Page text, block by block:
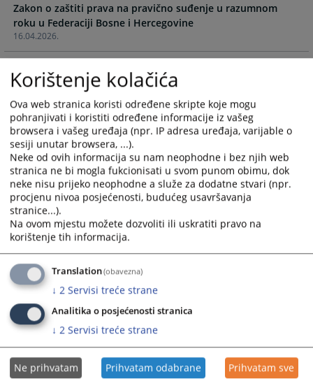
forward
to
interact
with
the
calendar
and
select
a
date.
Press
the
question
mark
key
to
get
the
keyboard
shortcuts
for
changing
dates.
forward
to
with
the
calendar
and
select
a
date.
Press
the
question
key
to
get
the
keyboard
for
changing
dates.
16.04.2026.
Zakon o zaštiti prava na pravično suđenje u razumnom
roku u Federaciji Bosne i Hercegovine
Korištenje kolačića
Ova web stranica koristi određene skripte koje mogu
pohranjivati i koristiti određene informacije iz vašeg
browsera i vašeg uređaja (npr. IP adresa uređaja, varijable o
sesiji unutar browsera, ...).
Neke od ovih informacija su nam neophodne i bez njih web
stranica ne bi mogla fukcionisati u svom punom obimu, dok
neke nisu prijeko neophodne a služe za dodatne stvari (npr.
procjenu nivoa posjećenosti, budućeg usavršavanja
stranice...).
Na ovom mjestu možete dozvoliti ili uskratiti pravo na
korištenje tih informacija.
Translation(obavezna)
↓ 2 Servisi treće strane
Analitika o posjećenosti stranica
↓ 2 Servisi treće strane
Ne prihvatam Prihvatam odabrane Prihvatam sve